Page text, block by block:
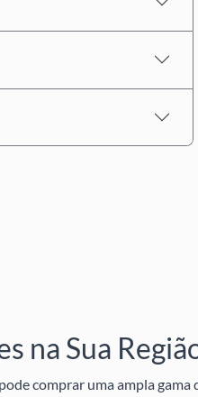
na Sua
comprar uma ampla